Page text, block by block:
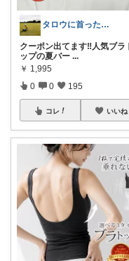
タロウに首ったけ🌞朝コレ
クーポン出てます‼️人気ブラ
ップの夏バー ...
￥ 1,995
0 0 195
コレ いいね